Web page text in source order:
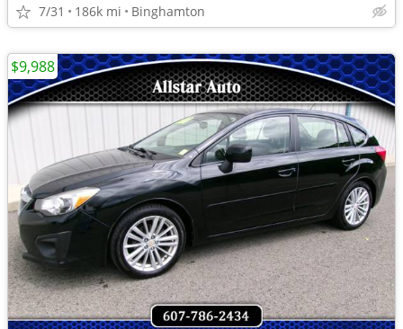
7/31 186k mi Binghamton
$9,988